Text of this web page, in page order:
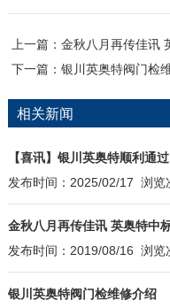
上一篇： 金秋八月再传佳讯 英奥特中标北方重工台州市域铁路项目盾构保
下一篇： 银川英奥特阀门检
相关新闻
【喜讯】银川英奥特顺利通
发布时间：2025/02/17 浏览
发布时间：2019/08/16 浏览
银川英奥特阀门检维修介绍